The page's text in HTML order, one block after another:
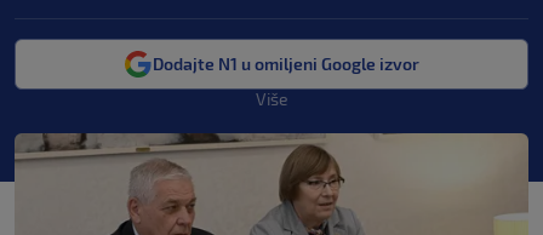
Dodajte N1 u omiljeni Google izvor
Više